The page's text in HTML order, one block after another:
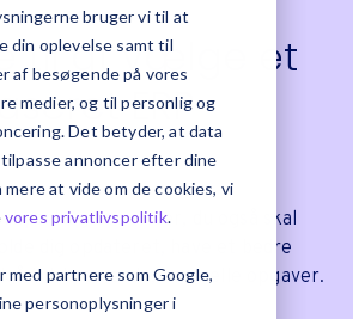
bruger vi til at
din oplevelse samt til
af besøgende på vores
medier, og til personlig og
Det betyder, at data
annoncer efter dine
at vide om de cookies, vi
vores privatlivspolitik.
med partnere som Google,
personoplysninger i
til at vælge et
ERP-
Og det er der, du også skal
dig opdateret, have et bedre
tidskrævende, manuelle opgaver.